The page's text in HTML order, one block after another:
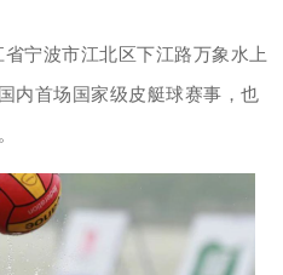
宁波市江北区下江路万象水上
内首场国家级皮艇球赛事，也